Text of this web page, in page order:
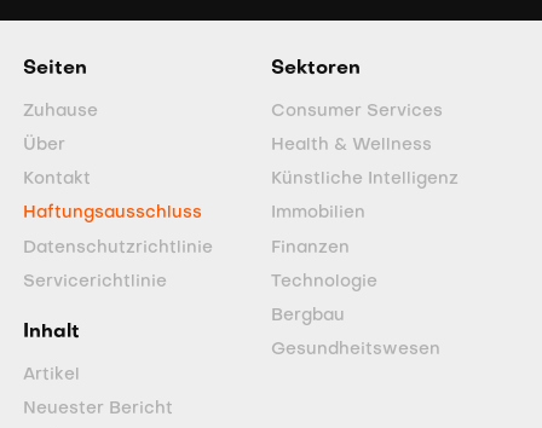
Seiten
Zuhause
Über
Kontakt
Haftungsausschluss
Datenschutzrichtlinie
Servicerichtlinie
Inhalt
Artikel
Neuester Bericht
Sektoren
Consumer Services
Health & Wellness
Künstliche Intelligenz
Immobilien
Finanzen
Technologie
Bergbau
Gesundheitswesen